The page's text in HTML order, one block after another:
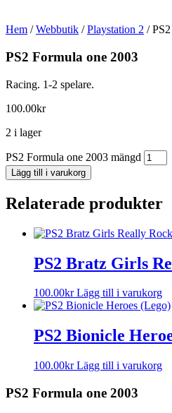
Hem /Webbutik /Playstation 2 /
PS2 Formula one 2003
Racing. 1-2 spelare.
100.00kr
2 i lager
PS2 Formula one 2003 mängd
Lägg till i varukorg
Relaterade produkter
PS2 Bratz Girls
100.00kr Lägg till i varukorg
PS2 Bionicle
100.00kr Lägg till i varukorg
PS2 Formula one 2003